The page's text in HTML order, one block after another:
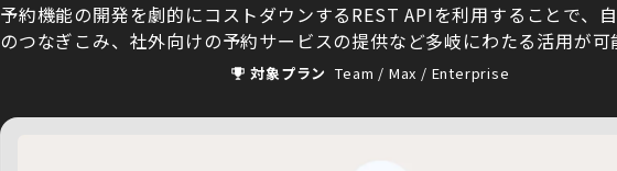
予約機能の開発を劇的にコストダウンするREST APIを利用することで、
のつなぎこみ、社外向けの予約サービスの提供など多岐にわたる活用が可
対象プラン Team / Max / Enterprise